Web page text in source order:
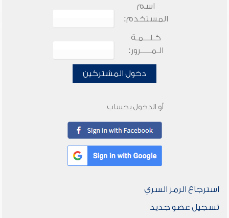
اسم
المستخدم:
كـلـــمـة
الـمـــــرور:
دخول المشتركين
أو الدخول بحساب
استرجاع الرمز السري
تسجيل عضو جديد